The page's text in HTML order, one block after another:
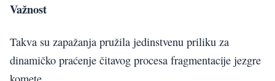
Važnost
Takva su zapažanja pružila jedinstvenu priliku za
dinamičko praćenje čitavog procesa fragmentacije jezgre